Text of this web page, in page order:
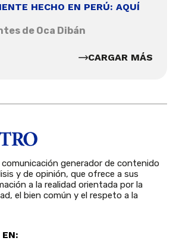
HECHO EN PERÚ: AQUÍ
de Oca Dibán
CARGAR MÁS
generador de contenido
y de opinión, que ofrece a sus
a la realidad orientada por la
el bien común y el respeto a la